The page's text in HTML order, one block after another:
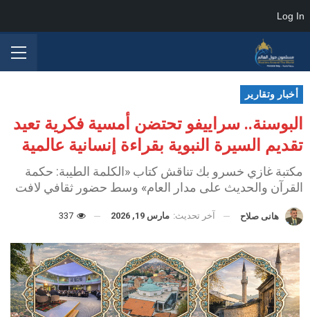
أخبار وتقارير
البوسنة.. سراييفو تحتضن أمسية فكرية تعيد
تقديم السيرة النبوية بقراءة إنسانية عالمية
مكتبة غازي خسرو بك تناقش كتاب «الكلمة الطيبة: حكمة
القرآن والحديث على مدار العام» وسط حضور ثقافي لافت
هانى صلاح آخر تحديث: مارس 19, 2026
Log In